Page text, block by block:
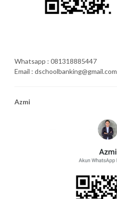
Whatsapp : 081318885447
Email : dschoolbanking@gmail.com
Azmi